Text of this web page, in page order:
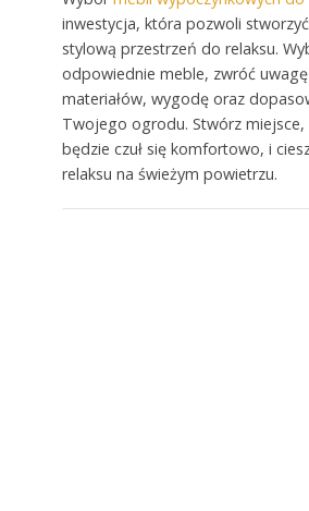
inwestycja, która pozwoli
stylową przestrzeń do relaksu.
odpowiednie meble, zwróć uwagę
materiałów, wygodę oraz
Twojego ogrodu. Stwórz
będzie czuł się komfortowo, i
relaksu na świeżym powietrzu.